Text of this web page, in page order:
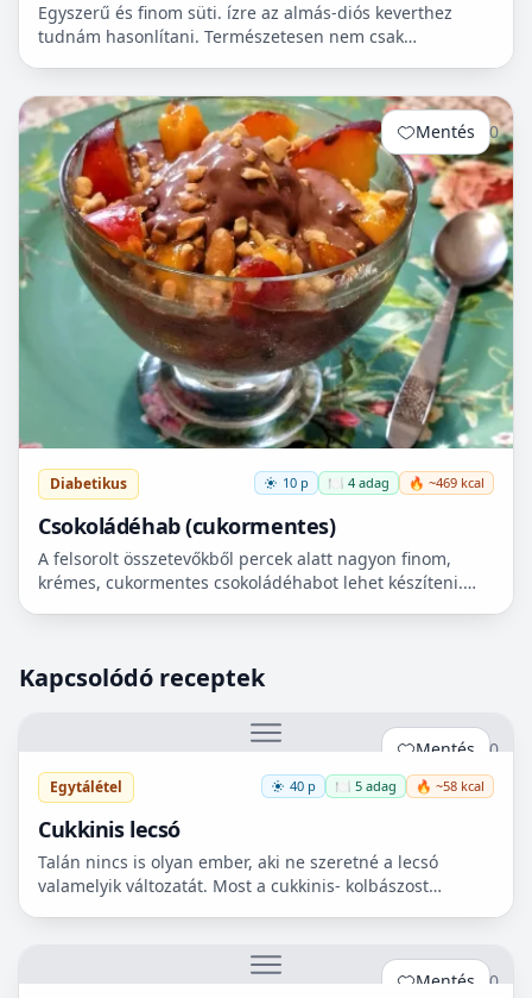
Egyszerű és finom süti. ízre az almás-diós keverthez
tudnám hasonlítani. Természetesen nem csak
Mentés 0
Diabetikus 10 p 🍽️ 4 adag 🔥 ~469 kcal
Csokoládéhab (cukormentes)
A felsorolt összetevőkből percek alatt nagyon finom,
krémes, cukormentes csokoládéhabot lehet készíteni.
Kapcsolódó receptek
Mentés 0
Egytálétel 40 p 🍽️ 5 adag 🔥 ~58 kcal
Cukkinis lecsó
Talán nincs is olyan ember, aki ne szeretné a lecsó
valamelyik változatát. Most a cukkinis- kolbászost
Mentés 0